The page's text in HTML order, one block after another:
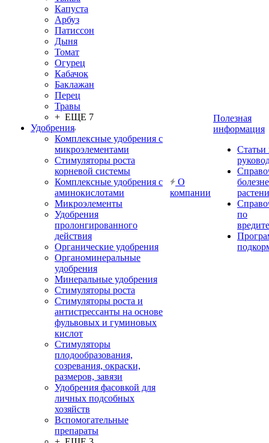
Капуста
Арбуз
Патиссон
Дыня
Томат
Огурец
Кабачок
Баклажан
Перец
Травы
+ ЕЩЕ 7
Удобрения
Комплексные удобрения с
микроэлементами
Стимуляторы роста
корневой системы
Комплексные удобрения с
аминокислотами
Микроэлементы
Удобрения
пролонгированного
действия
Органические удобрения
Органоминеральные
удобрения
Минеральные удобрения
Стимуляторы роста
Стимуляторы роста и
антистрессанты на основе
фульвовых и гуминовых
кислот
Стимуляторы
плодообразования,
созревания, окраски,
размеров, завязи
Удобрения фасовкой для
личных подсобных
хозяйств
Вспомогательные
препараты
О
компании
Полезная
информация
Статьи
по